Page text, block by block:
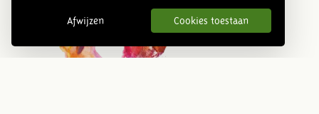
Afwijzen Cookies toestaan